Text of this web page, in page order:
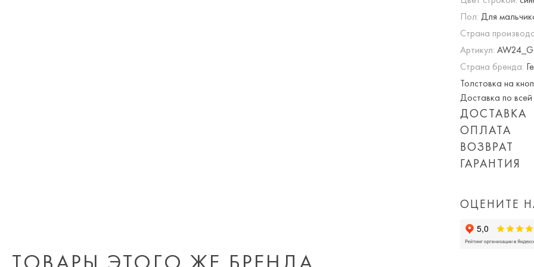
Пол: Для
Страна
Артикул:
Страна бренда:
Толстовка на
Доставка по всей
ДОСТАВКА
Опция частичная
Приблизительная
доставки, а так
доставка).
ОПЛАТА
При оплате
суммируются!
ВОЗВРАТ
Мы вернем или
Просто
ГАРАНТИЯ
ОЦЕНИТЕ